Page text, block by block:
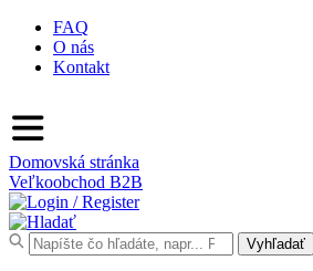
FAQ
O nás
Kontakt
Domovská stránka
Veľkoobchod B2B
Search
for:
Vyhľadať